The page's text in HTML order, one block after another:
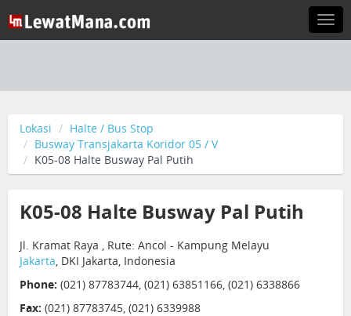
Lokasi
Halte / Bus Stop
Busway Transjakarta Koridor 05 / V
K05-08 Halte Busway Pal Putih
K05-08 Halte Busway Pal Putih
Jl. Kramat Raya , Rute: Ancol - Kampung Melayu
Jakarta, DKI Jakarta, Indonesia
Phone: (021) 87783744, (021) 63851166, (021) 6338866
Fax: (021) 87783745, (021) 6339988